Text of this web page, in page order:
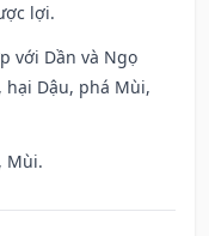
lợi.
với Dần và Ngọ
Dậu, phá Mùi,
Mùi.